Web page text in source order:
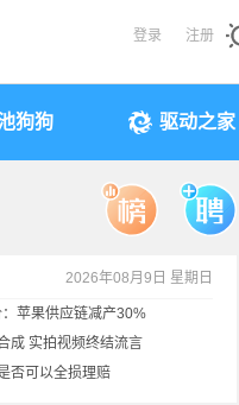
登录 注册
狗狗 驱动之家
2026年08月9日 星期日
苹果供应链减产30%
成 实拍视频终结流言
否可以全损理赔